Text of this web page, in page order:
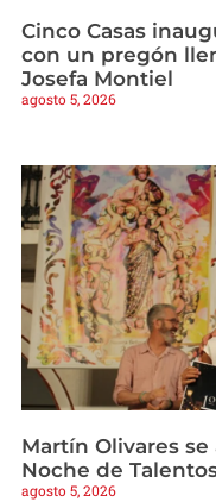
Cinco Casas
con un pregón
Josefa Montiel
agosto 5, 2026
Martín Olivares
Noche de
agosto 5, 2026